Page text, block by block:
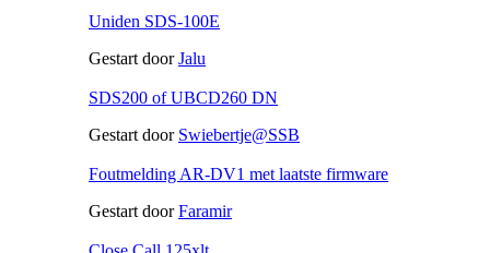
Uniden SDS-100E
Gestart doorJalu
SDS200 of UBCD260 DN
Gestart door Swiebertje@SSB
Foutmelding AR-DV1 met laatste firmware
Gestart doorFaramir